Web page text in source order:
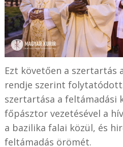
Ezt követően a szertartás
rendje szerint
szertartása a feltámadási
főpásztor vezetésével a
a bazilika falai közül, és
feltámadás örömét.